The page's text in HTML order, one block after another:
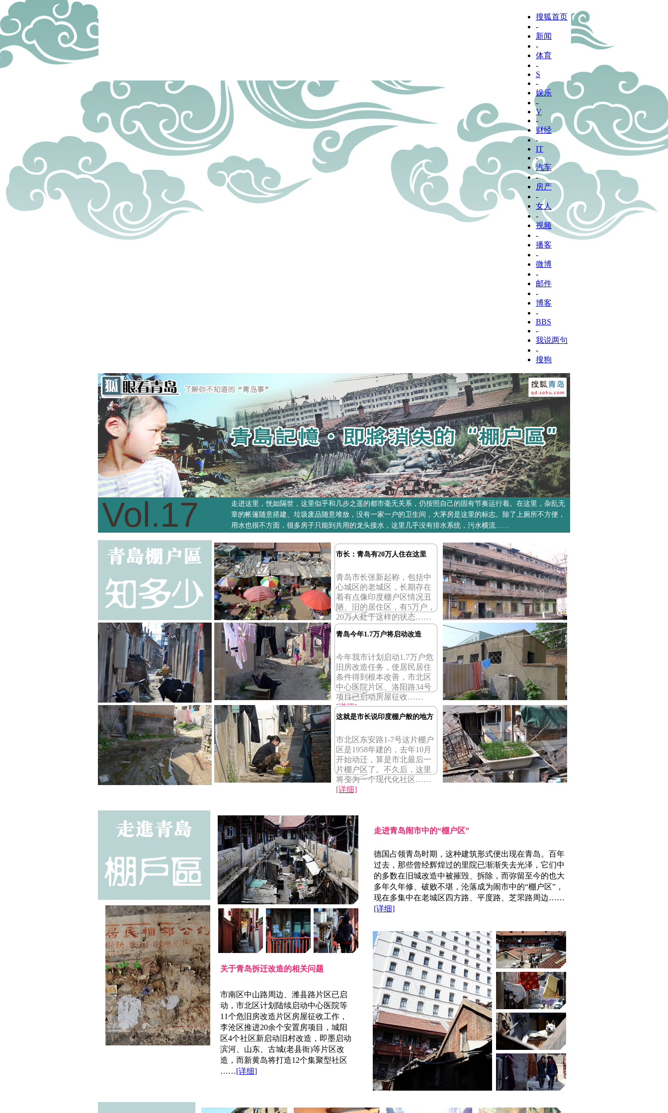
搜狐首页
-
新闻
-
体育
-
S
-
娱乐
-
V
-
财经
-
IT
-
汽车
-
房产
-
女人
-
视频
-
播客
-
微博
-
邮件
-
博客
-
BBS
-
我说两句
-
搜狗
Vol.17
走进这里，恍如隔世，这里似乎和几步之遥的都市毫无关系，仍按照自己的固有节奏运行着。在这里，杂乱无
章的帐篷随意搭建、垃圾废品随意堆放，没有一家一户的卫生间，大茅房是这里的标志。除了上厕所不方便，
用水也很不方面，很多房子只能到共用的龙头接水，这里几乎没有排水系统，污水横流……
市长：青岛有20万人住在这里
青岛市长张新起称，包括中
心城区的老城区，长期存在
着有点像印度棚户区情况丑
陋、旧的居住区，有5万户，
20万人处于这样的状态……
[详细]
青岛今年1.7万户将启动改造
今年我市计划启动1.7万户危
旧房改造任务，使居民居住
条件得到根本改善，市北区
中心医院片区、洛阳路34号
项目已启动房屋征收……
[详细]
这就是市长说印度棚户般的地方
市北区东安路1-7号这片棚户
区是1958年建的，去年10月
开始动迁，算是市北最后一
片棚户区了。不久后，这里
将变为一个现代化社区……
[详细]
关于青岛拆迁改造的相关问题
市南区中山路周边、潍县路片区已启
动，市北区计划陆续启动中心医院等
11个危旧房改造片区房屋征收工作，
李沧区推进20余个安置房项目，城阳
区4个社区新启动旧村改造，即墨启动
滨河、山东、古城(老县衙)等片区改
造，而新黄岛将打造12个集聚型社区
……[详细]
走进青岛闹市中的“棚户区”
德国占领青岛时期，这种建筑形式便出现在青岛。百年
过去，那些曾经辉煌过的里院已渐渐失去光泽，它们中
的多数在旧城改造中被摧毁、拆除，而弥留至今的也大
多年久年修、破败不堪，沦落成为闹市中的“棚户区”，
现在多集中在老城区四方路、平度路、芝罘路周边……
[详细]